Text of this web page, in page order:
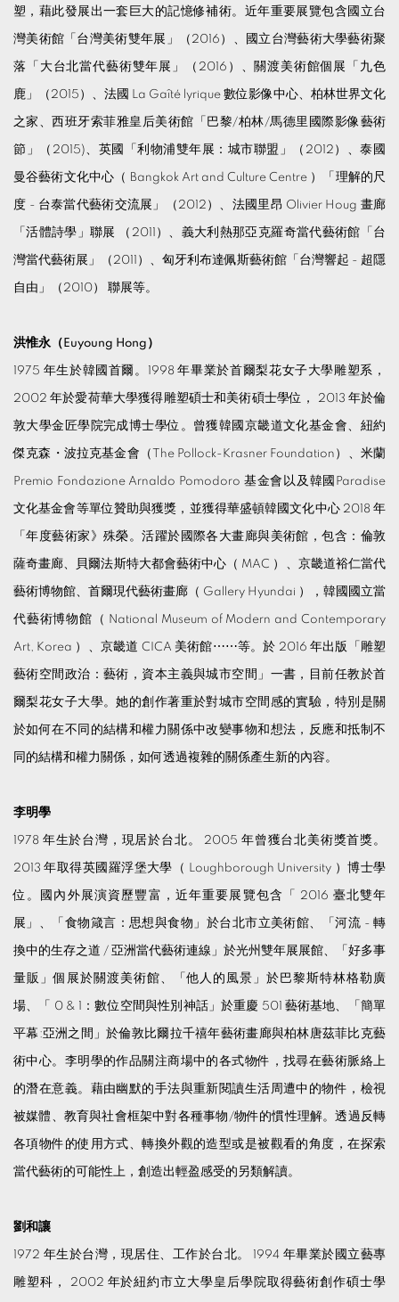
塑，藉此發展出一套巨大的記憶修補術。近年重要展覽包含國立台
灣美術館「台灣美術雙年展」（2016）、國立台灣藝術大學藝術聚
落「大台北當代藝術雙年展」（2016）、關渡美術館個展「九色
鹿」（2015）、法國 La Gaîté lyrique 數位影像中心、柏林世界文化
之家、西班牙索菲雅皇后美術館「巴黎/柏林/馬德里國際影像藝術
節」（2015)、英國「利物浦雙年展：城市聯盟」（2012）、泰國
曼谷藝術文化中心（ Bangkok Art and Culture Centre ）「理解的尺
度 - 台泰當代藝術交流展」（2012）、法國里昂 Olivier Houg 畫廊
「活體詩學」聯展 （2011）、義大利熱那亞克羅奇當代藝術館「台
灣當代藝術展」（2011）、匈牙利布達佩斯藝術館「台灣響起 - 超隱
自由」（2010） 聯展等。
洪惟永（ Euyoung Hong）
1975 年生於韓國首爾。1998 年畢業於首爾梨花女子大學雕塑系，
2002 年於愛荷華大學獲得雕塑碩士和美術碩士學位， 2013 年於倫
敦大學金匠學院完成博士學位。曾獲韓國京畿道文化基金會、紐約
傑克森・波拉克基金會（The Pollock-Krasner Foundation）、米蘭
Premio Fondazione Arnaldo Pomodoro 基金會以及韓國Paradise
文化基金會等單位贊助與獲獎，並獲得華盛頓韓國文化中心 2018 年
「年度藝術家》殊榮。活躍於國際各大畫廊與美術館，包含：倫敦
薩奇畫廊、貝爾法斯特大都會藝術中心（ MAC ）、京畿道裕仁當代
藝術博物館、首爾現代藝術畫廊（ Gallery Hyundai ），韓國國立當
代藝術博物館（ National Museum of Modern and Contemporary
Art, Korea ）、京畿道 CICA 美術館⋯⋯等。於 2016 年出版「雕塑
藝術空間政治：藝術，資本主義與城市空間」一書，目前任教於首
爾梨花女子大學。她的創作著重於對城市空間感的實驗，特別是關
於如何在不同的結構和權力關係中改變事物和想法，反應和抵制不
同的結構和權力關係，如何透過複雜的關係產生新的內容。
李明學
1978 年生於台灣，現居於台北。 2005 年曾獲台北美術獎首獎。
2013 年取得英國羅浮堡大學（ Loughborough University ）博士學
位。國內外展演資歷豐富，近年重要展覽包含「 2016 臺北雙年
展」、「食物箴言：思想與食物」於台北市立美術館、「河流 - 轉
換中的生存之道 / 亞洲當代藝術連線」於光州雙年展展館、「好多事
量販」個展於關渡美術館、「他人的風景」於巴黎斯特林格勒廣
場、「 0 & 1：數位空間與性別神話」於重慶 501 藝術基地、「簡單
平幕:亞洲之間」於倫敦比爾拉千禧年藝術畫廊與柏林唐茲菲比克藝
術中心。李明學的作品關注商場中的各式物件，找尋在藝術脈絡上
的潛在意義。藉由幽默的手法與重新閱讀生活周遭中的物件，檢視
被媒體、教育與社會框架中對各種事物/物件的慣性理解。透過反轉
各項物件的使用方式、轉換外觀的造型或是被觀看的角度，在探索
當代藝術的可能性上，創造出輕盈感受的另類解讀。
劉和讓
1972 年生於台灣，現居住、工作於台北。 1994 年畢業於國立藝專
雕塑科， 2002 年於紐約市立大學皇后學院取得藝術創作碩士學